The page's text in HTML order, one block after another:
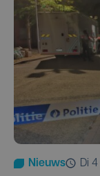
Nieuws
di